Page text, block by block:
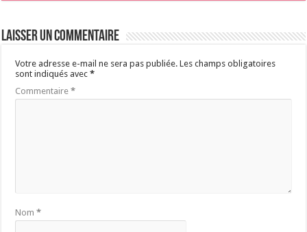
Laisser un commentaire
Votre adresse e-mail ne sera pas publiée. Les champs obligatoires
sont indiqués avec*
Commentaire*
Nom*